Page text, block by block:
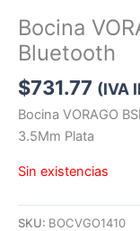
Bocina
Bluetooth
$731.77 (IVA
Bocina VORAGO
3.5Mm Plata
Sin existencias
SKU: BOCVGO1410